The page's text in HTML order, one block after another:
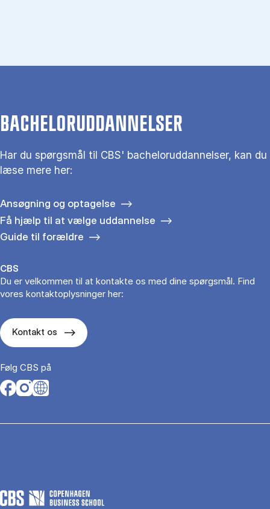
BACHELORUDDANNELSER
Har du spørgsmål til CBS' bacheloruddannelser, kan du
læse mere her:
Ansøgning og optagelse
Få hjælp til at vælge uddannelse
Guide til forældre
CBS
Du er velkommen til at kontakte os med dine spørgsmål. Find
vores kontaktoplysninger her:
Kontakt os
Følg CBS på
Opens in a new tab
Opens in a new tab
Opens in a new tab